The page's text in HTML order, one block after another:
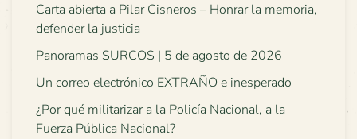
Carta abierta a Pilar Cisneros – Honrar la memoria,
defender la justicia
Panoramas SURCOS | 5 de agosto de 2026
Un correo electrónico EXTRAÑO e inesperado
¿Por qué militarizar a la Policía Nacional, a la
Fuerza Pública Nacional?